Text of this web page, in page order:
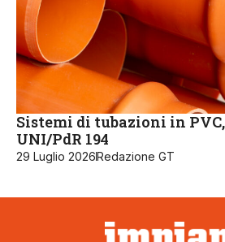
Sistemi di tubazioni in
UNI/PdR 194
29 Luglio 2026Redazione GT